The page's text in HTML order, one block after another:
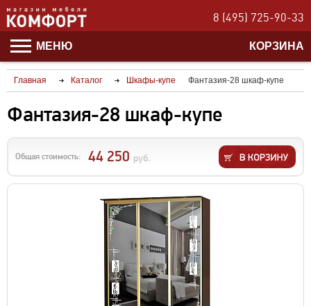
8 (495) 725-90-33
МЕНЮ КОРЗИНА
Главная Каталог Шкафы-купе Фантазия-28 шкаф-купе
Фантазия-28 шкаф-купе
Общая стоимость: 44 250 руб.